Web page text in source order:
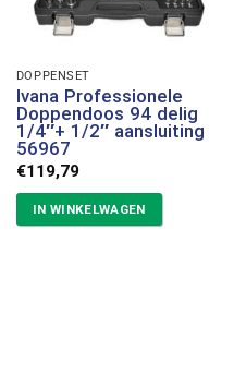
DOPPENSET
Ivana Professionele
Doppendoos 94 delig
1/4″+ 1/2″ aansluiting
56967
€119,79
IN WINKELWAGEN